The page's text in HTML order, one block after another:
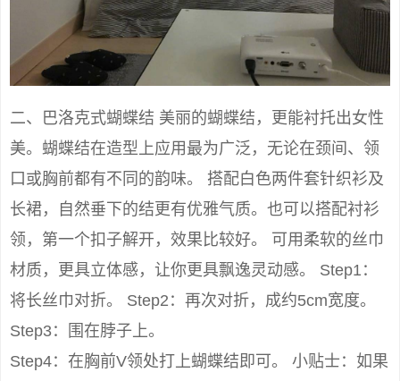
二、巴洛克式蝴蝶结 美丽的蝴蝶结，更能衬托出女性
美。蝴蝶结在造型上应用最为广泛，无论在颈间、领
口或胸前都有不同的韵味。 搭配白色两件套针织衫及
长裙，自然垂下的结更有优雅气质。也可以搭配衬衫
领，第一个扣子解开，效果比较好。 可用柔软的丝巾
材质，更具立体感，让你更具飘逸灵动感。 Step1：
将长丝巾对折。 Step2：再次对折，成约5cm宽度。
Step3：围在脖子上。
Step4：在胸前V领处打上蝴蝶结即可。 小贴士：如果